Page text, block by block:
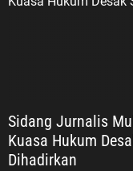
Sidang Jurnalis
Kuasa Hukum
Dihadirkan